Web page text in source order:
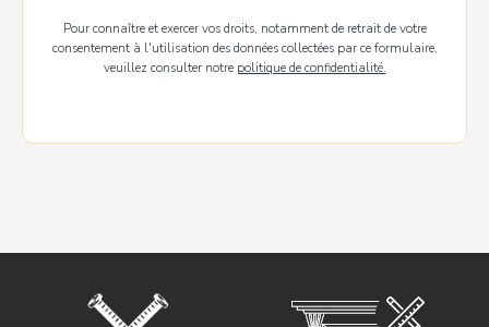
Pour connaître et exercer vos droits, notamment de retrait de votre
consentement à l'utilisation des données collectées par ce formulaire,
veuillez consulter notre politique de confidentialité.